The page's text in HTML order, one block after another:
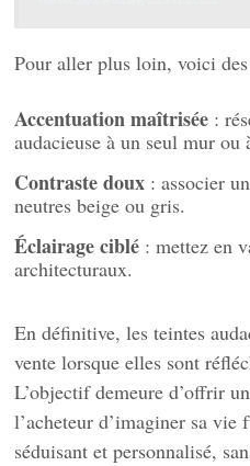
Pour aller plus loin, voici
Accentuation maîtrisée :
audacieuse à un seul mur ou
Contraste doux : associer
neutres beige ou gris.
Éclairage ciblé : mettez en
architecturaux.
En définitive, les teintes
vente lorsque elles sont
L’objectif demeure d’offrir
l’acheteur d’imaginer sa vie
séduisant et personnalisé,